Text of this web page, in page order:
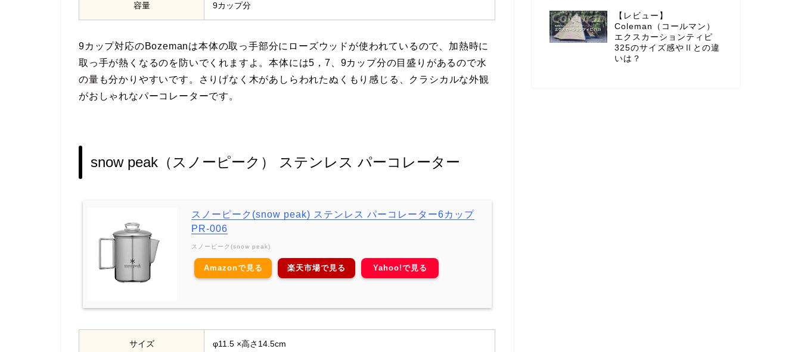
容量 9カップ分
9カップ対応のBozemanは本体の取っ手部分にローズウッドが使われているので、加熱時に
取っ手が熱くなるのを防いでくれますよ。本体には5，7、9カップ分の目盛りがあるので水
の量も分かりやすいです。さりげなく木があしらわれたぬくもり感じる、クラシカルな外観
がおしゃれなパーコレーターです。
snow peak（スノーピーク） ステンレス パーコレーター
スノーピーク(snow peak) ステンレス パーコレーター6カップ
PR-006
スノーピーク(snow peak)
Amazonで見る 楽天市場で見る Yahoo!で見る
サイズ φ11.5 ×高さ14.5cm
【レビュー】
Coleman（コールマン）
エクスカーションティピ
325のサイズ感やⅡとの違
いは？